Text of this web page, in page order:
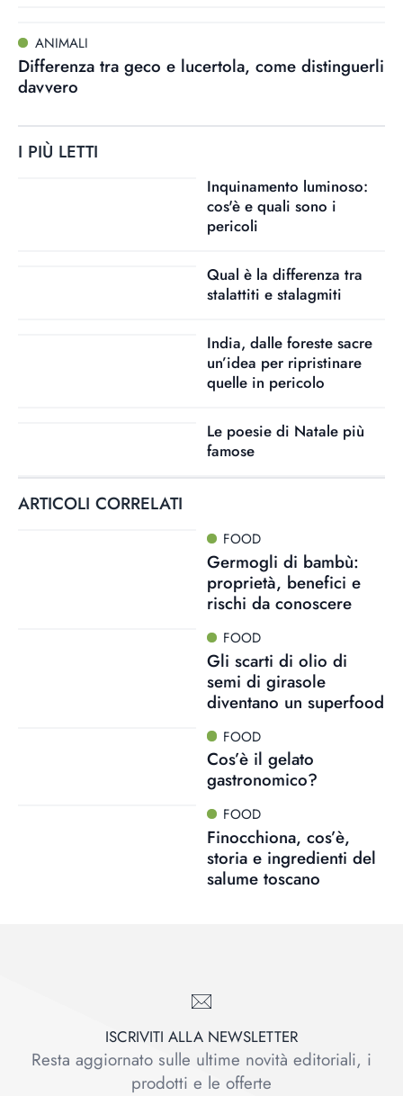
ANIMALI
Differenza tra geco e lucertola, come distinguerli
davvero
I PIÙ LETTI
Inquinamento luminoso:
cos'è e quali sono i
pericoli
Qual è la differenza tra
stalattiti e stalagmiti
India, dalle foreste sacre
un’idea per ripristinare
quelle in pericolo
Le poesie di Natale più
famose
ARTICOLI CORRELATI
FOOD
Germogli di bambù:
proprietà, benefici e
rischi da conoscere
FOOD
Gli scarti di olio di
semi di girasole
diventano un superfood
FOOD
Cos’è il gelato
gastronomico?
FOOD
Finocchiona, cos’è,
storia e ingredienti del
salume toscano
ISCRIVITI ALLA NEWSLETTER
Resta aggiornato sulle ultime novità editoriali, i
prodotti e le offerte